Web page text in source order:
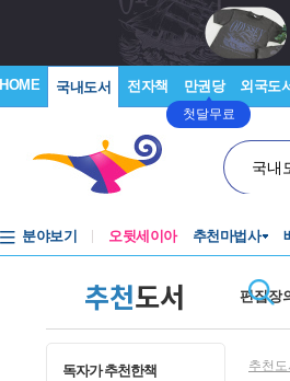
HOME 국내도서 전자책 만권당
첫달무료
외국도
국내
분야보기 오뒷세이아 추천마법사
추천도서 편집장
독자가 추천한책 추천도